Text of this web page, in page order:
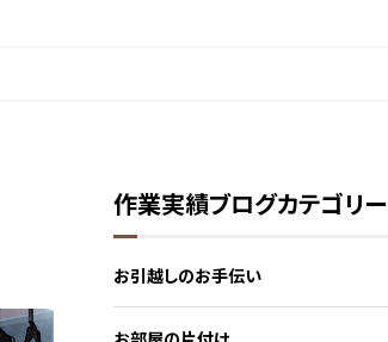
作業実績ブログカテゴリー
お引越しのお手伝い